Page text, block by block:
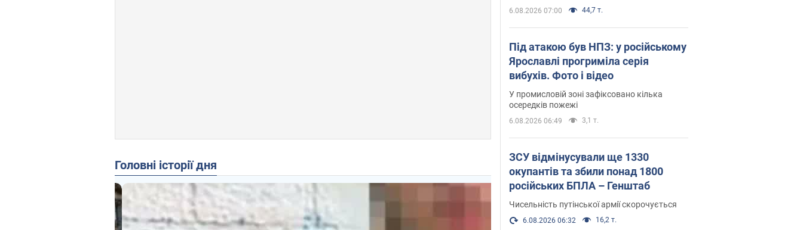
Головні історії дня
6.08.2026 07:00 44,7 т.
Під атакою був НПЗ: у російському
Ярославлі прогриміла серія
вибухів. Фото і відео
У промисловій зоні зафіксовано кілька
осередків пожежі
6.08.2026 06:49 3,1 т.
ЗСУ відмінусували ще 1330
окупантів та збили понад 1800
російських БПЛА – Генштаб
Чисельність путінської армії скорочується
6.08.2026 06:32 16,2 т.